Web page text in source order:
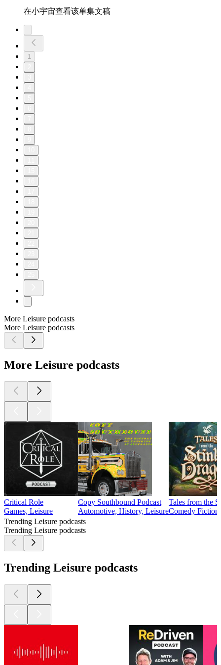
在小宇宙查看该单集文稿
1
More Leisure podcasts
More Leisure podcasts
More Leisure podcasts
Critical Role
Games, Leisure
Copy Southbound Podcast
Automotive, History, Leisure
Tales from the
Comedy
Trending Leisure podcasts
Trending Leisure podcasts
Trending Leisure podcasts